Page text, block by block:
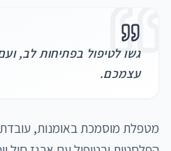
גשו לטיפול בפתיחות לב,
עצמכם.